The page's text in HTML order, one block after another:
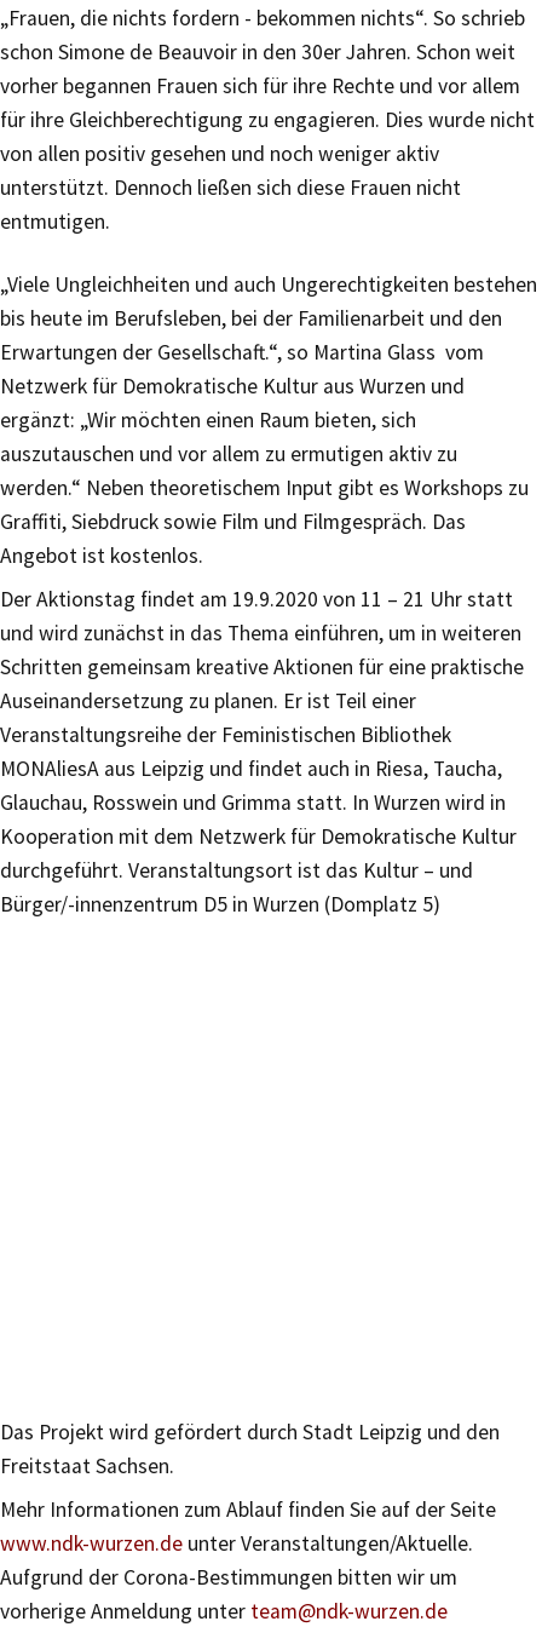
„Frauen, die nichts fordern - bekommen nichts“. So schrieb
schon Simone de Beauvoir in den 30er Jahren. Schon weit
vorher begannen Frauen sich für ihre Rechte und vor allem
für ihre Gleichberechtigung zu engagieren. Dies wurde nicht
von allen positiv gesehen und noch weniger aktiv
unterstützt. Dennoch ließen sich diese Frauen nicht
entmutigen.
„Viele Ungleichheiten und auch Ungerechtigkeiten bestehen
bis heute im Berufsleben, bei der Familienarbeit und den
Erwartungen der Gesellschaft.“, so Martina Glass vom
Netzwerk für Demokratische Kultur aus Wurzen und
ergänzt: „Wir möchten einen Raum bieten, sich
auszutauschen und vor allem zu ermutigen aktiv zu
werden.“ Neben theoretischem Input gibt es Workshops zu
Graffiti, Siebdruck sowie Film und Filmgespräch. Das
Angebot ist kostenlos.
Der Aktionstag findet am 19.9.2020 von 11 – 21 Uhr statt
und wird zunächst in das Thema einführen, um in weiteren
Schritten gemeinsam kreative Aktionen für eine praktische
Auseinandersetzung zu planen. Er ist Teil einer
Veranstaltungsreihe der Feministischen Bibliothek
MONAliesA aus Leipzig und findet auch in Riesa, Taucha,
Glauchau, Rosswein und Grimma statt. In Wurzen wird in
Kooperation mit dem Netzwerk für Demokratische Kultur
durchgeführt. Veranstaltungsort ist das Kultur – und
Bürger/-innenzentrum D5 in Wurzen (Domplatz 5)
Das Projekt wird gefördert durch Stadt Leipzig und den
Freitstaat Sachsen.
Mehr Informationen zum Ablauf finden Sie auf der Seite
www.ndk-wurzen.de unter Veranstaltungen/Aktuelle.
Aufgrund der Corona-Bestimmungen bitten wir um
vorherige Anmeldung unter team@ndk-wurzen.de